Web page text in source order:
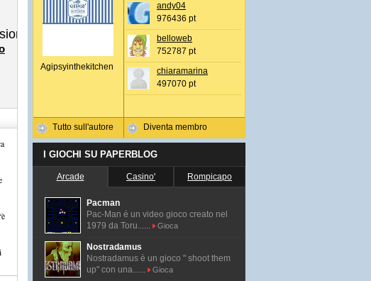
Agipsyinthekitchen
Tutto sull'autore
andy04
976436 pt
belloweb
752787 pt
chiaramarina
497070 pt
Diventa membro
I GIOCHI SU PAPERBLOG
Arcade Casino' Rompicapo
Pacman
Pac-Man é un video gioco creato nel
1979 da Toru......
Gioca
Nostradamus
Nostradamus è un gioco " shoot them
up" con una......
Gioca